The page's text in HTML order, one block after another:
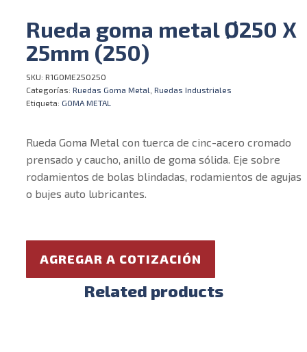
Rueda goma metal Ø250 X
25mm (250)
SKU: R1GOME250250
Categorías: Ruedas Goma Metal Ruedas Industriales
Etiqueta: GOMA METAL
Rueda Goma Metal con tuerca de cinc-acero cromado
prensado y caucho, anillo de goma sólida. Eje sobre
rodamientos de bolas blindadas, rodamientos de agujas
o bujes auto lubricantes.
AGREGAR A COTIZACIÓN
Related products